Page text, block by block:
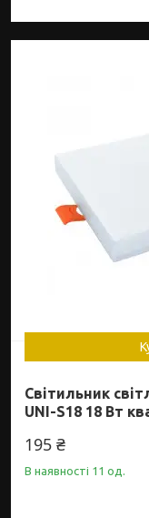
Світильник
UNI-S18 18 Вт
195 ₴
В наявності 11 од.